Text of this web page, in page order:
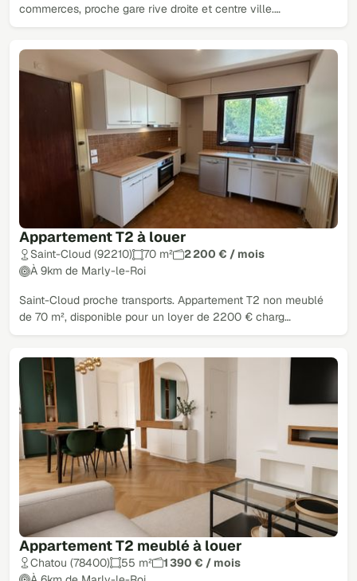
commerces, proche gare rive droite et centre ville.…
Appartement T2 à louer
Saint-Cloud (92210) 70 m²
2 200 € / mois
À 9km de Marly-le-Roi
Saint-Cloud proche transports. Appartement T2 non meublé
de 70 m², disponible pour un loyer de 2200 € charg…
Appartement T2 meublé à louer
Chatou (78400) 55 m²
1 390 € / mois